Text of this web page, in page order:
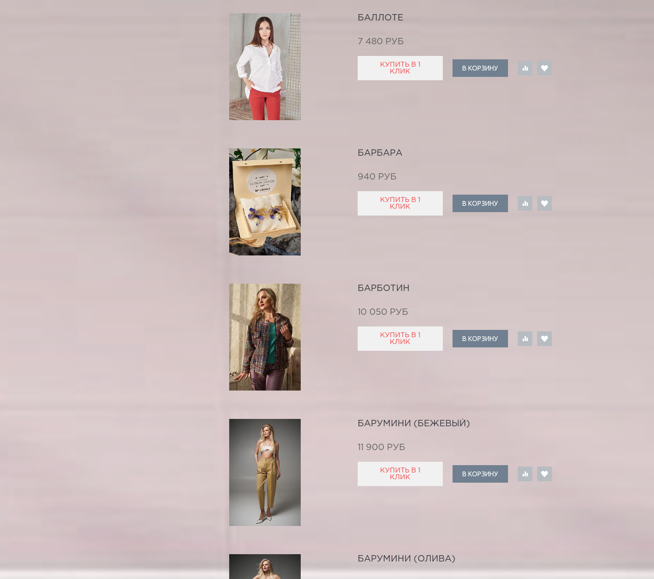
БАЛЛОТЕ
7 480 РУБ
КУПИТЬ В 1
КЛИК
В КОРЗИНУ
БАРБАРА
940 РУБ
КУПИТЬ В 1
КЛИК
В КОРЗИНУ
БАРБОТИН
10 050 РУБ
КУПИТЬ В 1
КЛИК
В КОРЗИНУ
БАРУМИНИ (БЕЖЕВЫЙ)
11 900 РУБ
КУПИТЬ В 1
КЛИК
В КОРЗИНУ
БАРУМИНИ (ОЛИВА)